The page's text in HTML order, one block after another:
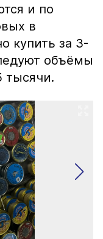
и по
в
купить за 3-
объёмы
тысячи.